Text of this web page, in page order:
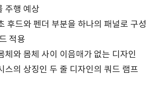
주행 예상
후드와 펜더 부분을 하나의 패널로 구성
적용
체와 몸체 사이 이음매가 없는 디자인
스의 상징인 두 줄 디자인의 쿼드 램프